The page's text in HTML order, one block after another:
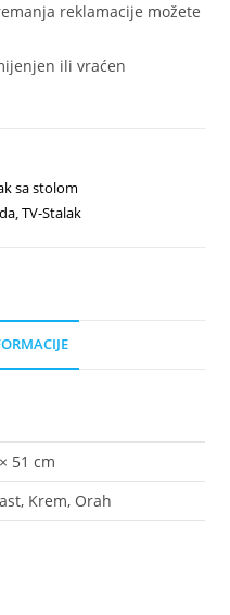
reklamacije možete
ili vraćen
sa stolom
,TV-Stalak
51 cm
Krem, Orah